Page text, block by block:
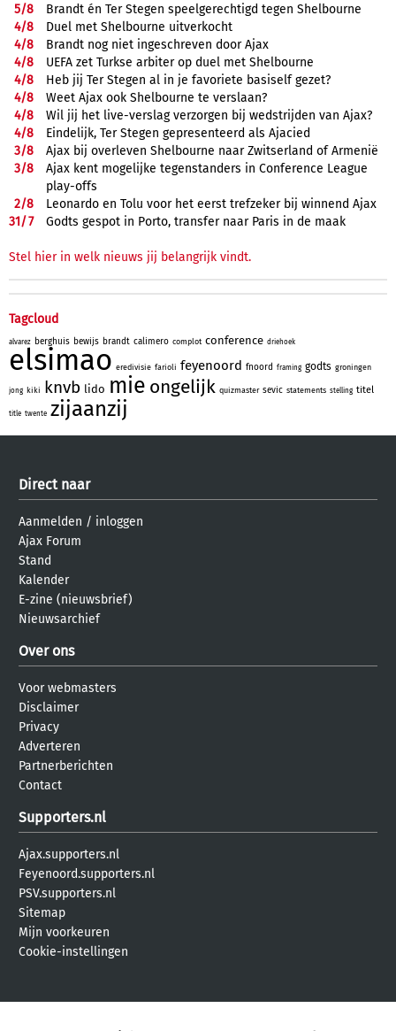
5/8
Brandt én Ter Stegen speelgerechtigd tegen Shelbourne
4/8
Duel met Shelbourne uitverkocht
4/8
Brandt nog niet ingeschreven door Ajax
4/8
UEFA zet Turkse arbiter op duel met Shelbourne
4/8
Heb jij Ter Stegen al in je favoriete basiself gezet?
4/8
Weet Ajax ook Shelbourne te verslaan?
4/8
Wil jij het live-verslag verzorgen bij wedstrijden van Ajax?
4/8
Eindelijk, Ter Stegen gepresenteerd als Ajacied
3/8
Ajax bij overleven Shelbourne naar Zwitserland of Armenië
3/8
Ajax kent mogelijke tegenstanders in Conference League
play-offs
2/8
Leonardo en Tolu voor het eerst trefzeker bij winnend Ajax
31/7 Godts gespot in Porto, transfer naar Paris in de maak
Stel hier in welk nieuws jij belangrijk vindt.
Tagcloud
alvarez berghuis bewijs brandt calimero complot conference driehoek
elsimao eredivisie farioli feyenoord fnoord framing godts groningen
jong kiki knvb lido mie ongelijk quizmaster sevic statements stelling titel
title twente zijaanzij
Direct naar
Aanmelden / inloggen
Ajax Forum
Stand
Kalender
E-zine (nieuwsbrief)
Nieuwsarchief
Over ons
Voor webmasters
Disclaimer
Privacy
Adverteren
Partnerberichten
Contact
Supporters.nl
Ajax.supporters.nl
Feyenoord.supporters.nl
PSV.supporters.nl
Sitemap
Mijn voorkeuren
Cookie-instellingen